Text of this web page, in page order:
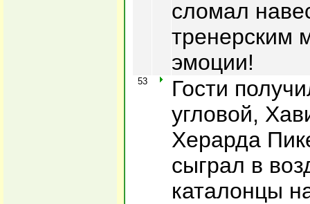
сломал
тренерским
эмоции!
53
Гости
угловой,
Херарда
сыграл в
каталонцы